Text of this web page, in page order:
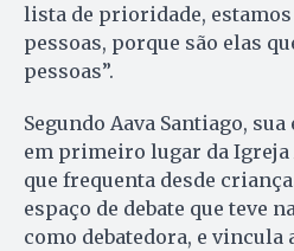
lista de prioridade,
pessoas, porque são elas
pessoas”.
Segundo Aava Santiago,
em primeiro lugar da Igreja
que frequenta desde
espaço de debate que teve
como debatedora, e vincula